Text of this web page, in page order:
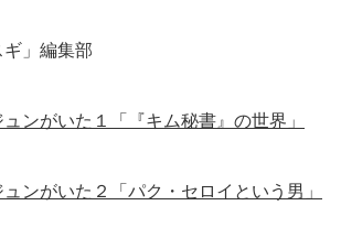
」編集部
ンがいた１「『キム秘書』の世界」
ンがいた２「パク・セロイという男」